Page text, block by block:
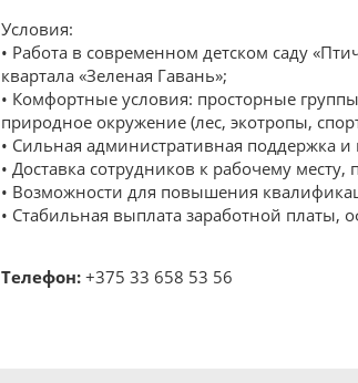
Условия:
• Работа в современном детском саду
квартала «Зеленая Гавань»;
• Комфортные условия: просторные
природное окружение (лес, экотропы,
• Сильная административная поддержка
• Доставка сотрудников к рабочему
• Возможности для повышения
• Стабильная выплата заработной платы,
Телефон: +375 33 658 53 56